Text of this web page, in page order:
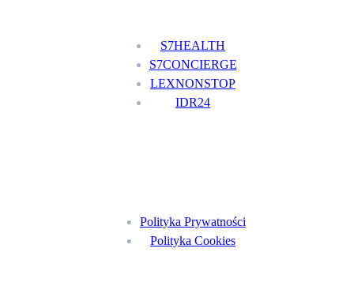
S7HEALTH
S7CONCIERGE
LEXNONSTOP
IDR24
Polityka Prywatności
Polityka Cookies